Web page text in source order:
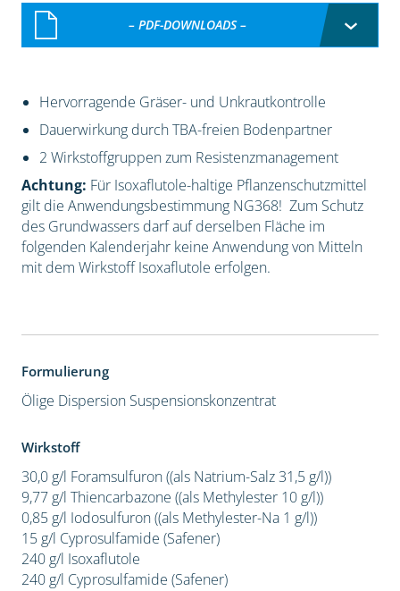
– PDF-DOWNLOADS –
Hervorragende Gräser- und Unkrautkontrolle
Dauerwirkung durch TBA-freien Bodenpartner
2 Wirkstoffgruppen zum Resistenzmanagement
Achtung: Für Isoxaflutole-haltige Pflanzenschutzmittel
gilt die Anwendungsbestimmung NG368! Zum Schutz
des Grundwassers darf auf derselben Fläche im
folgenden Kalenderjahr keine Anwendung von Mitteln
mit dem Wirkstoff Isoxaflutole erfolgen.
Formulierung
Ölige Dispersion Suspensionskonzentrat
Wirkstoff
30,0 g/l Foramsulfuron ((als Natrium-Salz 31,5 g/l))
9,77 g/l Thiencarbazone ((als Methylester 10 g/l))
0,85 g/l Iodosulfuron ((als Methylester-Na 1 g/l))
15 g/l Cyprosulfamide (Safener)
240 g/l Isoxaflutole
240 g/l Cyprosulfamide (Safener)